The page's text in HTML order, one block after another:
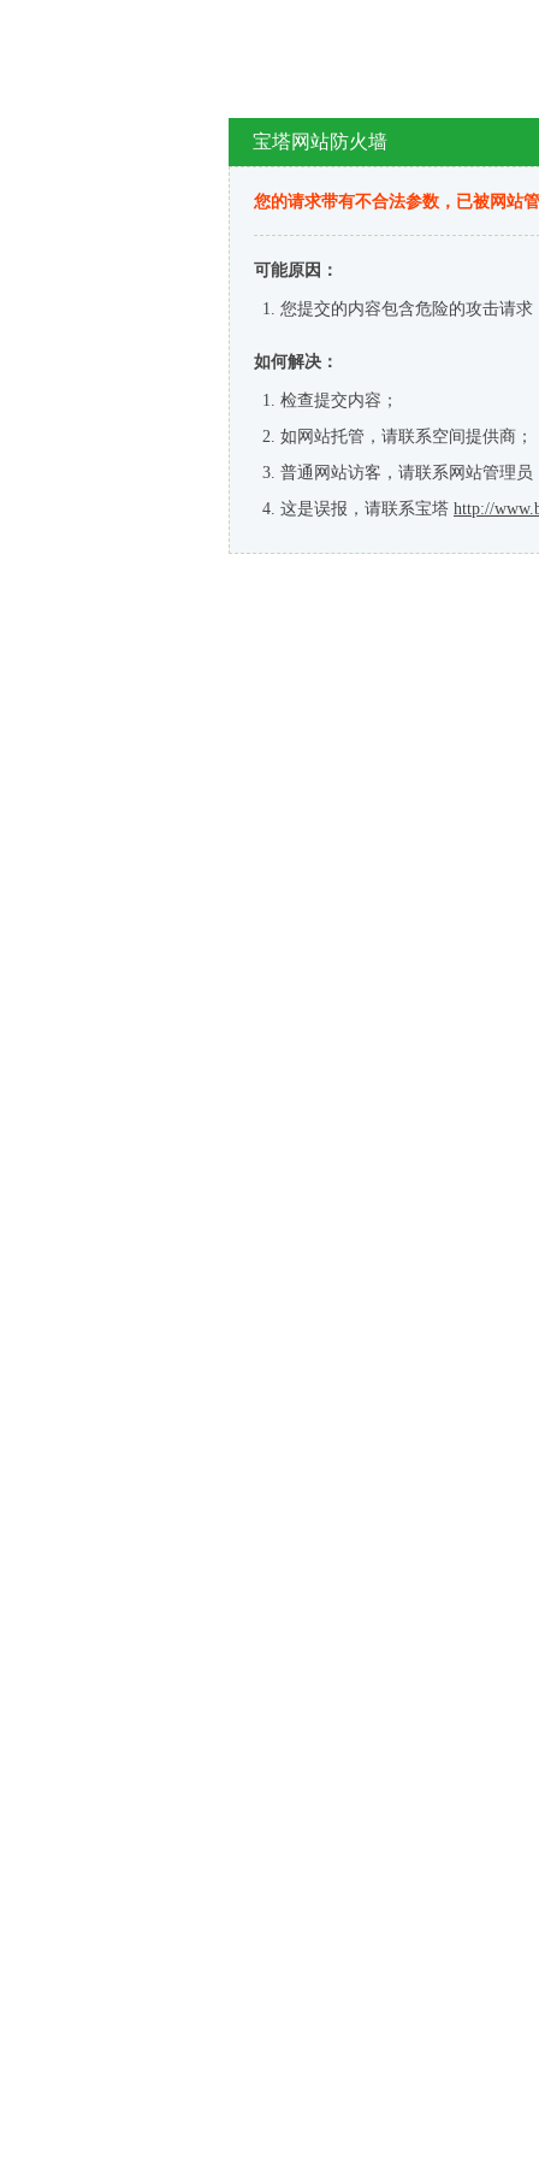
宝塔网站防火墙
您的请求带有不合法参数，已被网站
可能原因：
您提交的内容包含危险的攻击请求
如何解决：
检查提交内容；
如网站托管，请联系空间提供商；
普通网站访客，请联系网站管理员
这是误报，请联系宝塔 http://